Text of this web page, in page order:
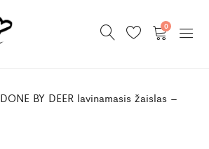
0
DONE BY DEER lavinamasis žaislas –